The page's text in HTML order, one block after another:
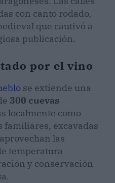
con canto rodado,
que cautivó a
publicación.
por el vino
se extiende una
300 cuevas
localmente como
familiares, excavadas
las
temperatura
y conservación